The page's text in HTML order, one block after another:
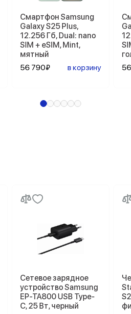
Смартфон Samsung
Galaxy S25 Plus,
12.256 Гб, Dual: nano
SIM + eSIM, Mint,
мятный
56 790₽
в корзину
Сетевое зарядное
устройство Samsung
EP-TA800 USB Type-
C, 25 Вт, черный